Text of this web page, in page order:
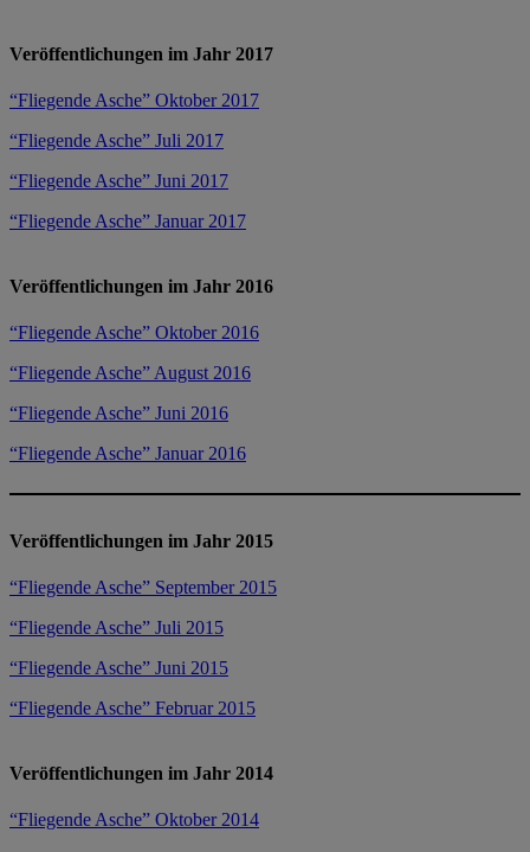
Veröffentlichungen im Jahr 2017
“Fliegende Asche” Oktober 2017
“Fliegende Asche” Juli 2017
“Fliegende Asche” Juni 2017
“Fliegende Asche” Januar 2017
Veröffentlichungen im Jahr 2016
“Fliegende Asche” Oktober 2016
“Fliegende Asche” August 2016
“Fliegende Asche” Juni 2016
“Fliegende Asche” Januar 2016
Veröffentlichungen im Jahr 2015
“Fliegende Asche” September 2015
“Fliegende Asche” Juli 2015
“Fliegende Asche” Juni 2015
“Fliegende Asche” Februar 2015
Veröffentlichungen im Jahr 2014
“Fliegende Asche” Oktober 2014